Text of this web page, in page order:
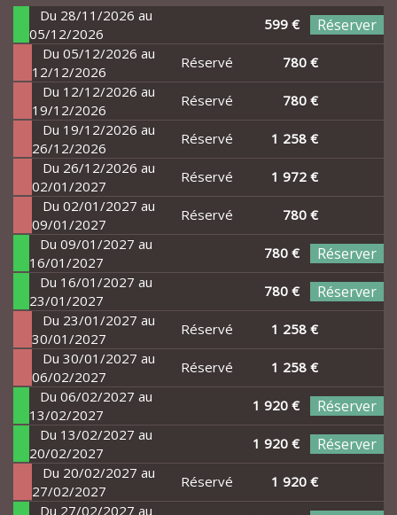
Du 28/11/2026 au
05/12/2026
599 € Réserver
Du 05/12/2026 au
12/12/2026
Réservé
780 €
Du 12/12/2026 au
19/12/2026
Réservé
780 €
Du 19/12/2026 au
26/12/2026
Réservé
1 258 €
Du 26/12/2026 au
02/01/2027
Réservé
1 972 €
Du 02/01/2027 au
09/01/2027
Réservé
780 €
Du 09/01/2027 au
16/01/2027
780 € Réserver
Du 16/01/2027 au
23/01/2027
780 € Réserver
Du 23/01/2027 au
30/01/2027
Réservé
1 258 €
Du 30/01/2027 au
06/02/2027
Réservé
1 258 €
Du 06/02/2027 au
13/02/2027
1 920 € Réserver
Du 13/02/2027 au
20/02/2027
1 920 € Réserver
Du 20/02/2027 au
27/02/2027
Réservé
1 920 €
Du 27/02/2027 au